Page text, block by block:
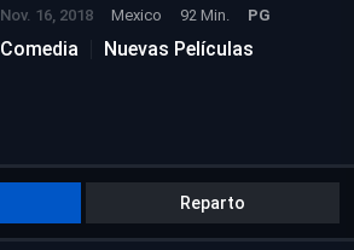
Nov. 16, 2018 Mexico 92 Min. PG
Comedia Nuevas Películas
Reparto